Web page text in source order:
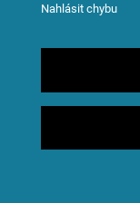
Nahlásit chybu